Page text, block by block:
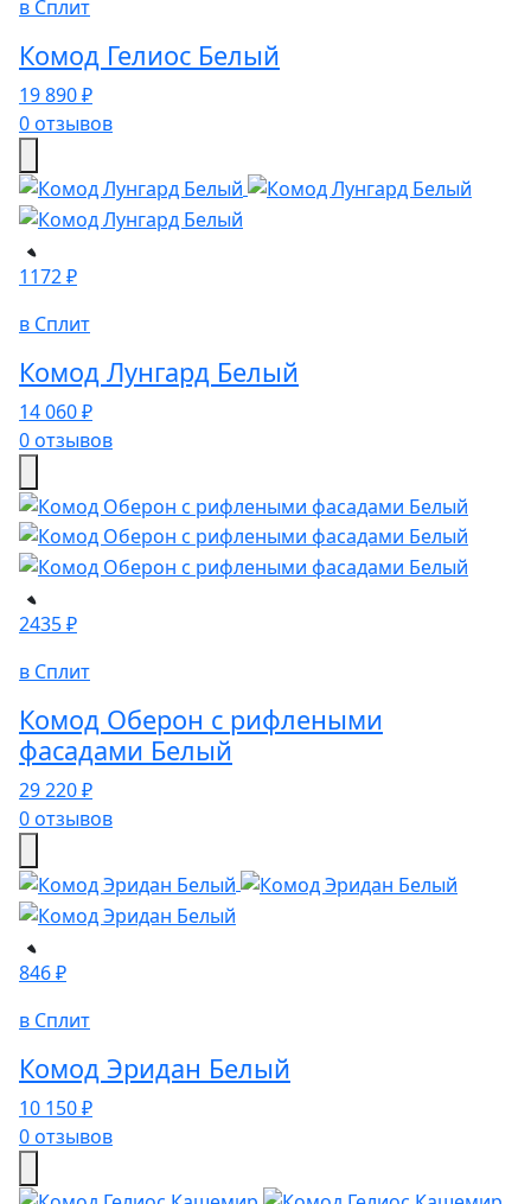
в Сплит
Комод Гелиос Белый
19 890 ₽
0 отзывов
1172 ₽
в Сплит
Комод Лунгард Белый
14 060 ₽
0 отзывов
2435 ₽
в Сплит
Комод Оберон с рифлеными
фасадами Белый
29 220 ₽
0 отзывов
846 ₽
в Сплит
Комод Эридан Белый
10 150 ₽
0 отзывов